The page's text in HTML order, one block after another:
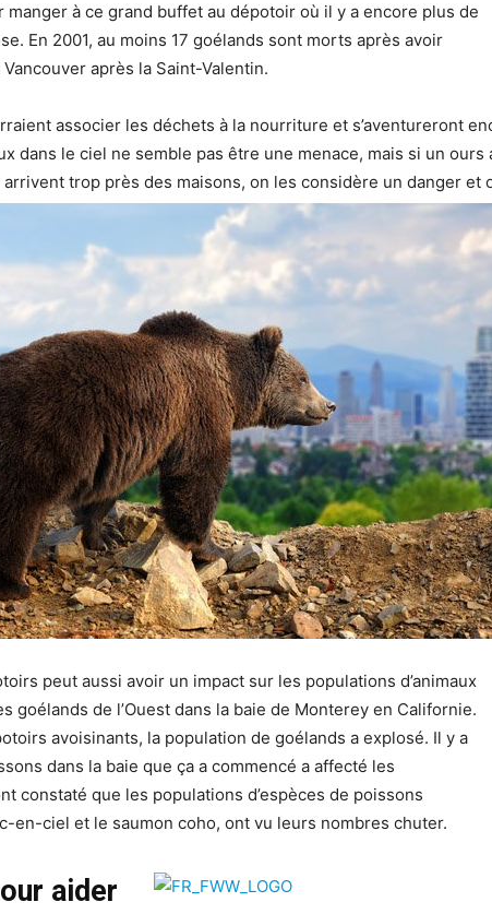
à ce grand buffet au dépotoir où il y a encore plus de
En 2001, au moins 17 goélands sont morts après avoir
après la Saint-Valentin.
associer les déchets à la nourriture et s’aventureront
dans le ciel ne semble pas être une menace, mais si un
trop près des maisons, on les considère un danger et
peut aussi avoir un impact sur les populations d’animaux
goélands de l’Ouest dans la baie de Monterey en Californie.
avoisinants, la population de goélands a explosé. Il y a
dans la baie que ça a commencé a affecté les
constaté que les populations d’espèces de poissons
en-ciel et le saumon coho, ont vu leurs nombres chuter.
aider